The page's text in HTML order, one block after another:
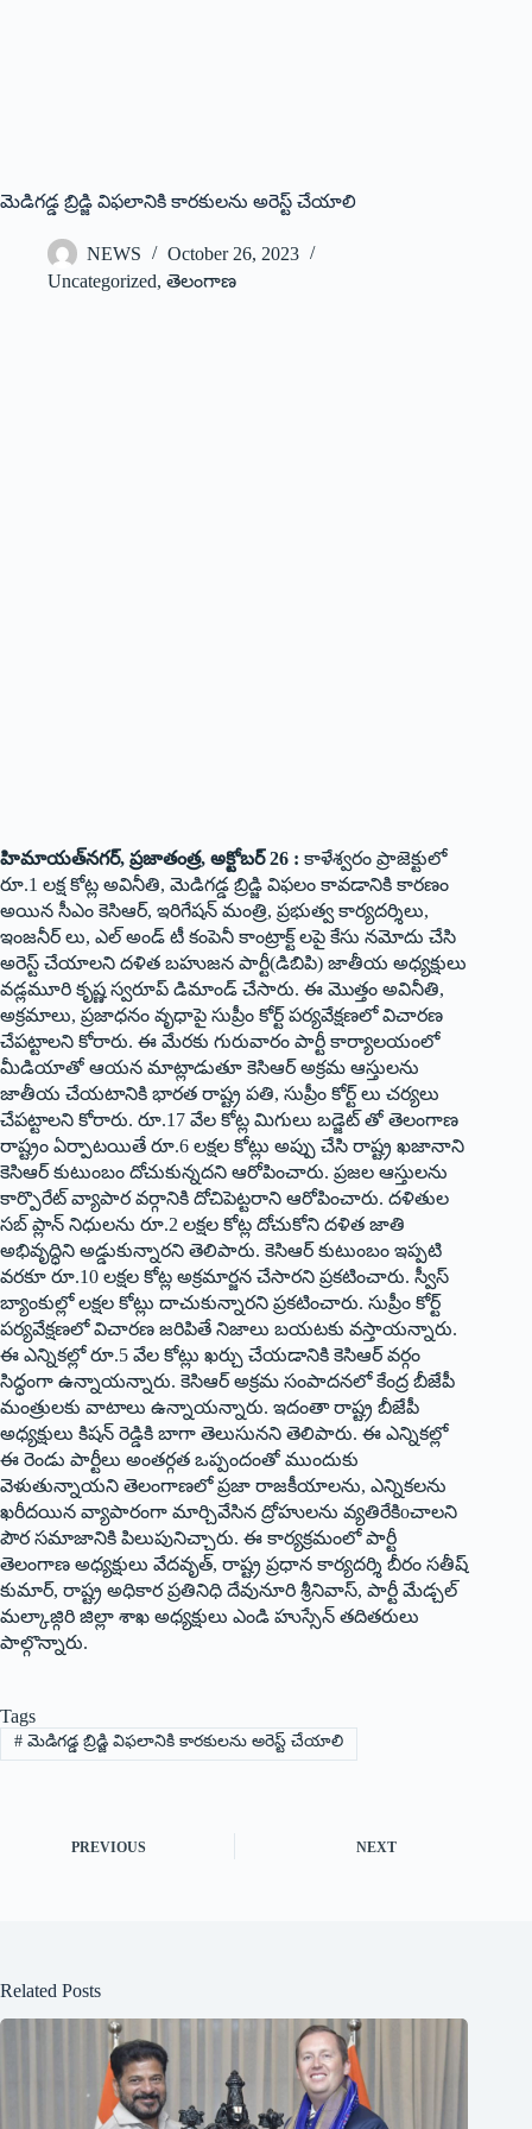
మెడిగడ్డ బ్రిడ్జి విఫలానికి కారకులను అరెస్ట్ చేయాలి
NEWS
October 26, 2023
Uncategorized, తెలంగాణ
హిమాయత్‌నగర్‌, ప్రజాతంత్ర, అక్టోబర్ 26 : కాళేశ్వరం ప్రాజెక్టులో
రూ.1 లక్ష కోట్ల అవినీతి, మెడిగడ్డ బ్రిడ్జి విఫలం కావడానికి కారణం
అయిన సీఎం కెసిఆర్, ఇరిగేషన్ మంత్రి, ప్రభుత్వ కార్యదర్శిలు,
ఇంజనీర్ లు, ఎల్ అండ్ టీ కంపెనీ కాంట్రాక్ట్ లపై కేసు నమోదు చేసి
అరెస్ట్ చేయాలని దళిత బహుజన పార్టీ(డిబిపి) జాతీయ అధ్యక్షులు
వడ్లమూరి కృష్ణ స్వరూప్ డిమాండ్ చేసారు. ఈ మొత్తం అవినీతి,
అక్రమాలు, ప్రజాధనం వృధాపై సుప్రీం కోర్ట్ పర్యవేక్షణలో విచారణ
చేపట్టాలని కోరారు. ఈ మేరకు గురువారం పార్టీ కార్యాలయంలో
మీడియాతో ఆయన మాట్లాడుతూ కెసిఆర్ అక్రమ ఆస్తులను
జాతీయ చేయటానికి భారత రాష్ట్ర పతి, సుప్రీం కోర్ట్ లు చర్యలు
చేపట్టాలని కోరారు. రూ.17 వేల కోట్ల మిగులు బడ్జెట్ తో తెలంగాణ
రాష్ట్రం ఏర్పాటయితే రూ.6 లక్షల కోట్లు అప్పు చేసి రాష్ట్ర ఖజానాని
కెసిఆర్ కుటుంబం దోచుకున్నదని ఆరోపించారు. ప్రజల ఆస్తులను
కార్పొరేట్ వ్యాపార వర్గానికి దోచిపెట్టరాని ఆరోపించారు. దళితుల
సబ్ ప్లాన్ నిధులను రూ.2 లక్షల కోట్ల దోచుకోని దళిత జాతి
అభివృద్ధిని అడ్డుకున్నారని తెలిపారు. కెసిఆర్ కుటుంబం ఇప్పటి
వరకూ రూ.10 లక్షల కోట్ల అక్రమార్జన చేసారని ప్రకటించారు. స్వీస్
బ్యాంకుల్లో లక్షల కోట్లు దాచుకున్నారని ప్రకటించారు. సుప్రీం కోర్ట్
పర్యవేక్షణలో విచారణ జరిపితే నిజాలు బయటకు వస్తాయన్నారు.
ఈ ఎన్నికల్లో రూ.5 వేల కోట్లు ఖర్చు చేయడానికి కెసిఆర్ వర్గం
సిద్ధంగా ఉన్నాయన్నారు. కెసిఆర్ అక్రమ సంపాదనలో కేంద్ర బీజేపీ
మంత్రులకు వాటాలు ఉన్నాయన్నారు. ఇదంతా రాష్ట్ర బీజేపీ
అధ్యక్షులు కిషన్ రెడ్డికి బాగా తెలుసునని తెలిపారు. ఈ ఎన్నికల్లో
ఈ రెండు పార్టీలు అంతర్గత ఒప్పందంతో ముందుకు
వెళుతున్నాయని తెలంగాణలో ప్రజా రాజకీయాలను, ఎన్నికలను
ఖరీదయిన వ్యాపారంగా మార్చివేసిన ద్రోహులను వ్యతిరేకిoచాలని
పౌర సమాజానికి పిలుపునిచ్చారు. ఈ కార్యక్రమంలో పార్టీ
తెలంగాణ అధ్యక్షులు వేదవృత్, రాష్ట్ర ప్రధాన కార్యదర్శి బీరం సతీష్
కుమార్, రాష్ట్ర అధికార ప్రతినిధి దేవునూరి శ్రీనివాస్, పార్టీ మేడ్చల్
మల్కాజ్గిరి జిల్లా శాఖ అధ్యక్షులు ఎండి హుస్సేన్ తదితరులు
పాల్గొన్నారు.
Tags
#మెడిగడ్డ బ్రిడ్జి విఫలానికి కారకులను అరెస్ట్ చేయాలి
PREVIOUS NEXT
Related Posts